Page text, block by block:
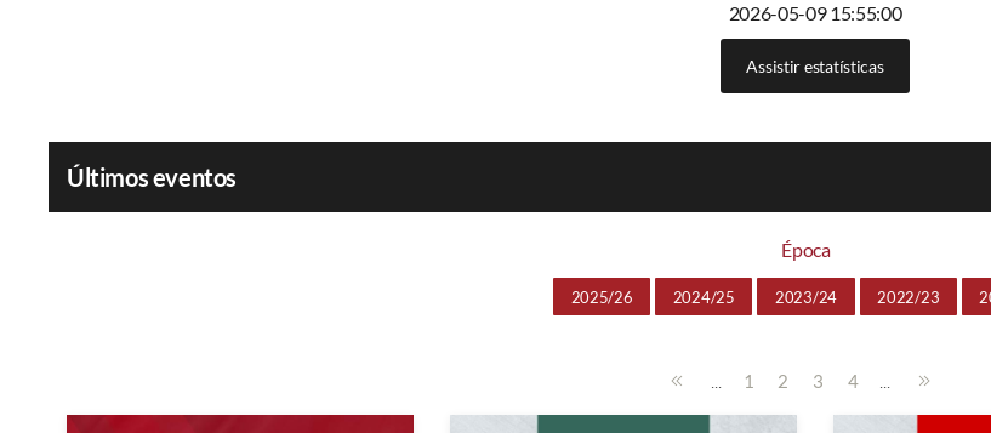
2026-05-09 15:55:00
Assistir estatísticas
Últimos eventos
Época
2025/26 2024/25 2023/24 2022/23
... 1 2 3 4 ...